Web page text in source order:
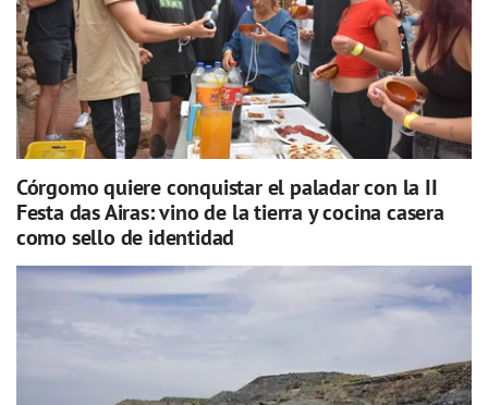
Córgomo quiere conquistar el paladar con la II
Festa das Airas: vino de la tierra y cocina casera
como sello de identidad